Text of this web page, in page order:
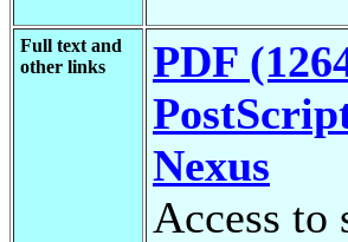
Full text and
other links
PDF
Nexus
Access to